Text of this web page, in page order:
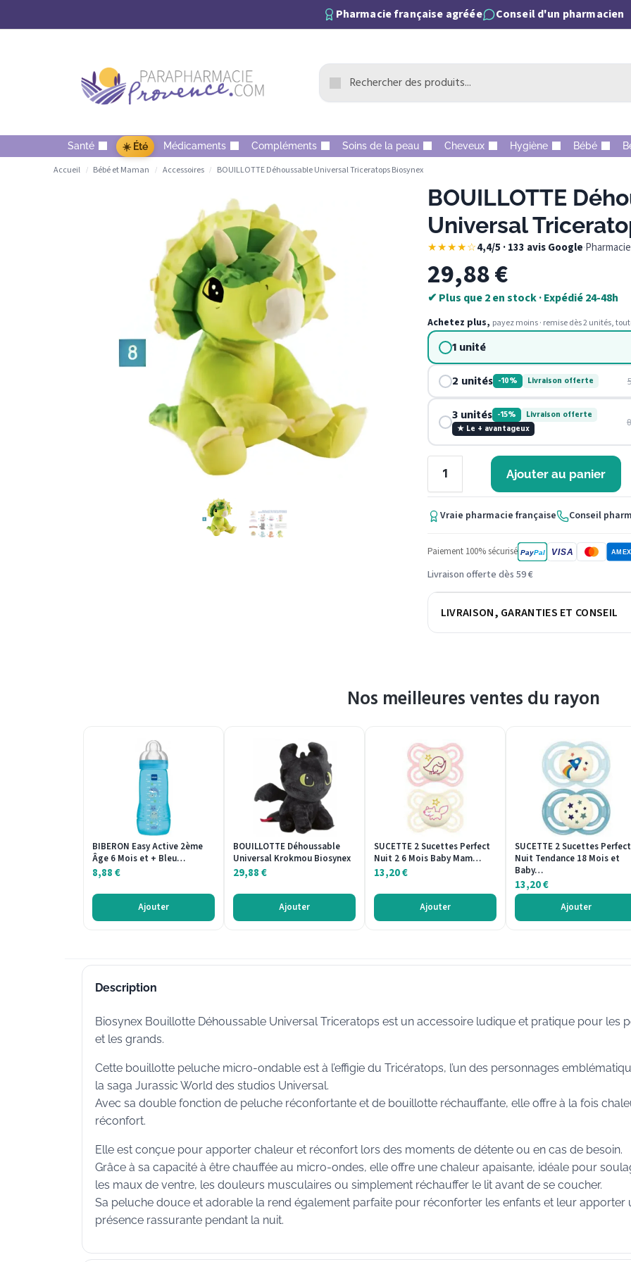
Pharmacie française agréée Conseil d'un pharmacien
Santé ☀️ Été Médicaments Compléments Soins de la peau Cheveux Hygiène Bébé
Accueil / Bébé et Maman / Accessoires / BOUILLOTTE Déhoussable Universal Triceratops Biosynex
BOUILLOTTE
Universal
★★★★☆4,4/5 · 133 avis Google·
29,88€
✔ Plus que 2 en stock · Expédié 24-48h
Achetez plus, payez moins · remise dès 2 unités,
1 unité
2 unités -10% Livraison offerte
3 unités -15%
Livraison offerte
★ Le + avantageux
Ajouter au panier
Vraie pharmacie française Conseil
Paiement 100% sécurisé PayPal VISA AMEX
Livraison offerte dès 59 €
LIVRAISON, GARANTIES ET CONSEIL
Nos meilleures ventes du rayon
BIBERON Easy Active 2ème
Âge 6 Mois et + Bleu…
8,88€
Ajouter
BOUILLOTTE Déhoussable
Universal Krokmou Biosynex
29,88€
Ajouter
SUCETTE 2 Sucettes Perfect
Nuit 2 6 Mois Baby Mam…
13,20€
Ajouter
SUCETTE 2 Sucettes Perfect
Nuit Tendance 18 Mois et
Baby…
13,20€
Ajouter
Description
Biosynex Bouillotte Déhoussable Universal Triceratops est un accessoire ludique et pratique pour les
et les grands.
Cette bouillotte peluche micro-ondable est à l’effigie du Tricératops, l’un des personnages
la saga Jurassic World des studios Universal.
Avec sa double fonction de peluche réconfortante et de bouillotte réchauffante, elle offre à la fois
réconfort.
Elle est conçue pour apporter chaleur et réconfort lors des moments de détente ou en cas de besoin.
Grâce à sa capacité à être chauffée au micro-ondes, elle offre une chaleur apaisante, idéale pour
les maux de ventre, les douleurs musculaires ou simplement réchauffer le lit avant de se coucher.
Sa peluche douce et adorable la rend également parfaite pour réconforter les enfants et leur apporter
présence rassurante pendant la nuit.